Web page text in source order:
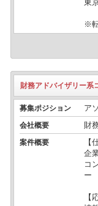
東
※
財務アドバイザリー系
募集ポジション ア
会社概要 財
案件概要
【
企
コ
ー
【